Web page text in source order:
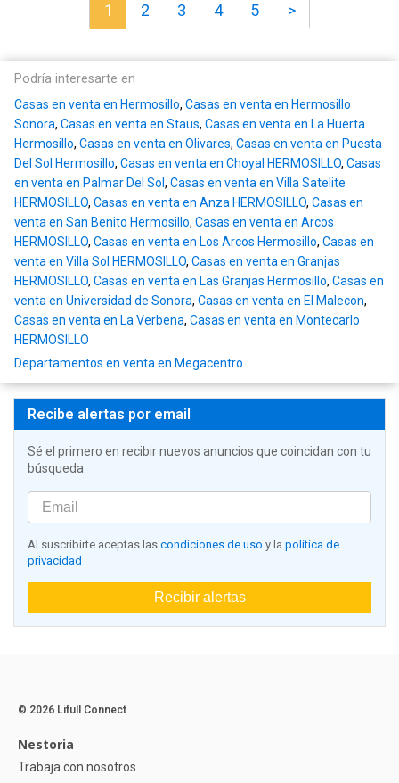
1 2 3 4 5 >
Podría interesarte en
Casas en venta en Hermosillo, Casas en venta en Hermosillo
Sonora, Casas en venta en Staus, Casas en venta en La Huerta
Hermosillo, Casas en venta en Olivares, Casas en venta en Puesta
Del Sol Hermosillo, Casas en venta en Choyal HERMOSILLO, Casas
en venta en Palmar Del Sol , Casas en venta en Villa Satelite
HERMOSILLO, Casas en venta en Anza HERMOSILLO, Casas en
venta en San Benito Hermosillo, Casas en venta en Arcos
HERMOSILLO, Casas en venta en Los Arcos Hermosillo, Casas en
venta en Villa Sol HERMOSILLO, Casas en venta en Granjas
HERMOSILLO, Casas en venta en Las Granjas Hermosillo, Casas en
venta en Universidad de Sonora, Casas en venta en El Malecon,
Casas en venta en La Verbena, Casas en venta en Montecarlo
HERMOSILLO
Departamentos en venta en Megacentro
Recibe alertas por email
Sé el primero en recibir nuevos anuncios que coincidan con tu
búsqueda
Al suscribirte aceptas las condiciones de uso y la política de
privacidad
Recibir alertas
© 2026 Lifull Connect
Nestoria
Trabaja con nosotros